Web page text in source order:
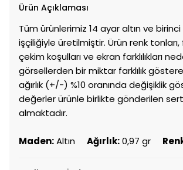
Ürün Açıklaması
Tüm ürünlerimiz 14 ayar altın ve birinci
işçiliğiyle üretilmiştir. Ürün renk
çekim koşulları ve ekran farklılıkları
görsellerden bir miktar farklılık
ağırlık (+/-) %10 oranında değişiklik
değerler ürünle birlikte gönderilen
almaktadır.
Maden:Altın Ağırlık:0,97 gr